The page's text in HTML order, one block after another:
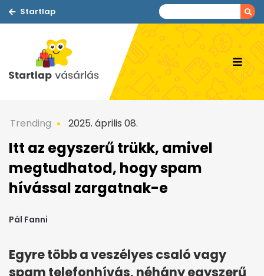
Startlap
Trending 2025. április 08.
Itt az egyszerű trükk, amivel
megtudhatod, hogy spam
hívással zargatnak-e
Pál Fanni
Egyre több a veszélyes csaló vagy
spam telefonhívás, néhány egyszerű